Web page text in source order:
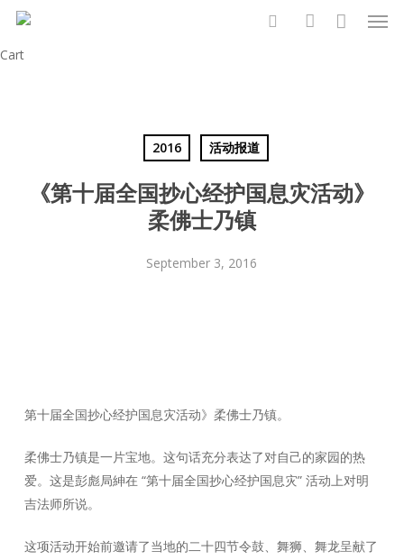
Skip
main
CartClose
2016 活动报道
《第十届全国抄心经护国息灾活动》
柔佛士乃镇
September 3, 2016
第十届全国抄心经护国息灾活动》柔佛士乃镇。
柔佛士乃镇是一片宝地。这句话充分表达了对自己的家园的热
爱。这是彭彪局紳在 “第十届全国抄心经护国息灾” 活动上对明
吉法师所说。
这项活动开始前邀请了当地的二十四节令鼓、舞狮、舞龙呈献了